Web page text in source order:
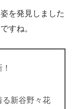
を発見しました
すね。
る新谷野々花